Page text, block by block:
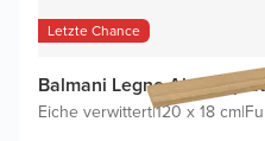
Letzte Chance
Balmani Legno
Eiche verwittert|120 x 18 cm|